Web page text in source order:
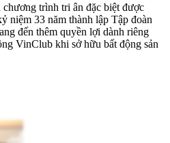
chương trình tri ân đặc biệt được
niệm 33 năm thành lập Tập đoàn
đến thêm quyền lợi dành riêng
VinClub khi sở hữu bất động sản